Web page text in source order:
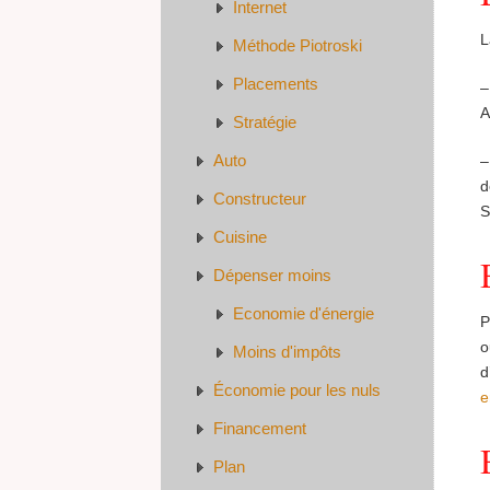
Internet
Méthode Piotroski
Placements
Stratégie
Auto
Constructeur
Cuisine
Dépenser moins
Economie d'énergie
Moins d'impôts
Économie pour les nuls
Financement
Plan